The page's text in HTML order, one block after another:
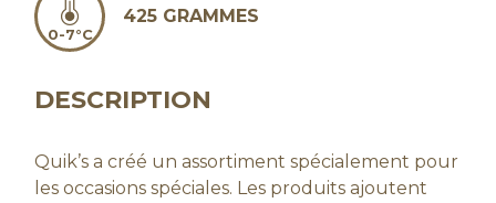
0-7°C
425 GRAMMES
DESCRIPTION
Quik’s a créé un assortiment spécialement pour
les occasions spéciales. Les produits ajoutent